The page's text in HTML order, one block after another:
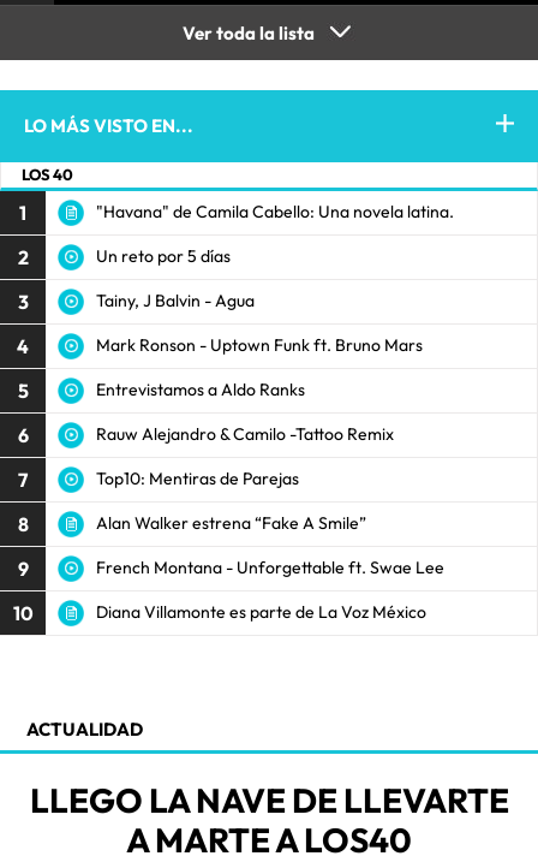
Ver toda la lista
LO MÁS VISTO EN...
LOS 40
1 "Havana" de Camila Cabello: Una novela latina.
2 Un reto por 5 días
3 Tainy, J Balvin - Agua
4 Mark Ronson - Uptown Funk ft. Bruno Mars
5 Entrevistamos a Aldo Ranks
6 Rauw Alejandro & Camilo -Tattoo Remix
7 Top10: Mentiras de Parejas
8 Alan Walker estrena “Fake A Smile”
9 French Montana - Unforgettable ft. Swae Lee
10 Diana Villamonte es parte de La Voz México
ACTUALIDAD
LLEGO LA NAVE DE LLEVARTE
A MARTE A LOS40